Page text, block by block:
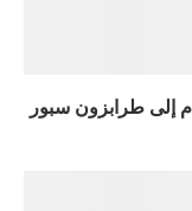
إلى طرابزون سبور